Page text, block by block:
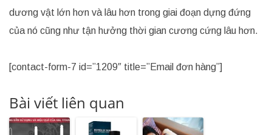
dương vật lớn hơn và lâu hơn trong giai đoạn dựng đứng
của nó cũng như tận hưởng thời gian cương cứng lâu hơn.
[contact-form-7 id=”1209″ title=”Email đơn hàng”]
Bài viết liên quan